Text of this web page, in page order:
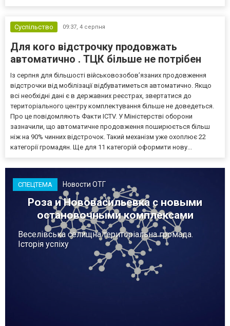
Суспільство 09:37, 4 серпня
Для кого відстрочку продовжать
автоматично . ТЦК більше не потрібен
Із серпня для більшості військовозобов’язаних продовження
відстрочки від мобілізації відбуватиметься автоматично. Якщо
всі необхідні дані є в державних реєстрах, звертатися до
територіального центру комплектування більше не доведеться.
Про це повідомляють Факти ICTV. У Міністерстві оборони
зазначили, що автоматичне продовження поширюється більш
ніж на 90% чинних відстрочок. Такий механізм уже охоплює 22
категорії громадян. Ще для 11 категорій оформити нову...
СПЕЦТЕМА Новости ОТГ
Роза и Нововасильевка с новыми
остановочными комплексами
Веселівська селищна територіальна громада.
Історія успіху